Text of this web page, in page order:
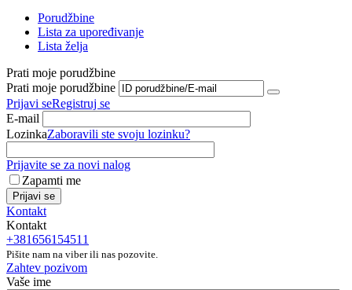
Porudžbine
Lista za upoređivanje
Lista želja
Prati moje porudžbine
Prati moje porudžbine
Prijavi seRegistruj se
E-mail
LozinkaZaboravili ste svoju lozinku?
Prijavite se za novi nalog
Zapamti me
Prijavi se
Kontakt
Kontakt
+381656154511
Pišite nam na viber ili nas pozovite.
Zahtev pozivom
Vaše ime